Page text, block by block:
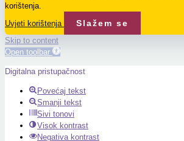
korištenja.
Uvjeti korištenja
Slažem se
Skip to content
Open toolbar
Digitalna pristupačnost
Povećaj tekst
Smanji tekst
Sivi tonovi
Visok kontrast
Negativa kontrast